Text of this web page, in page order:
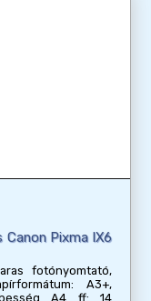
Pixma IX6
fotónyomtató,
A3+,
A4 ff: 14